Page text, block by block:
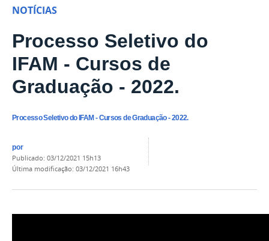
NOTÍCIAS
Processo Seletivo do
IFAM - Cursos de
Graduação - 2022.
Processo Seletivo do IFAM - Cursos de Graduação - 2022.
por
publicado: 03/12/2021 15h13
última modificação: 03/12/2021 16h43